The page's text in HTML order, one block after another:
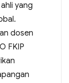
yang
dosen
FKIP